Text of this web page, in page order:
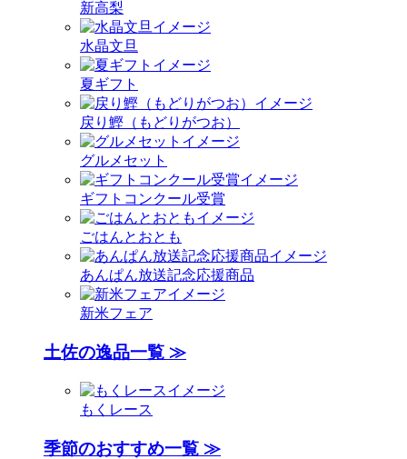
新高梨
水晶文旦
夏ギフト
戻り鰹（もどりがつお）
グルメセット
ギフトコンクール受賞
ごはんとおとも
あんぱん放送記念応援商品
新米フェア
土佐の逸品一覧 ≫
もくレース
季節のおすすめ一覧 ≫